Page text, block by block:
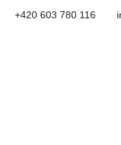
+420 603 780 116